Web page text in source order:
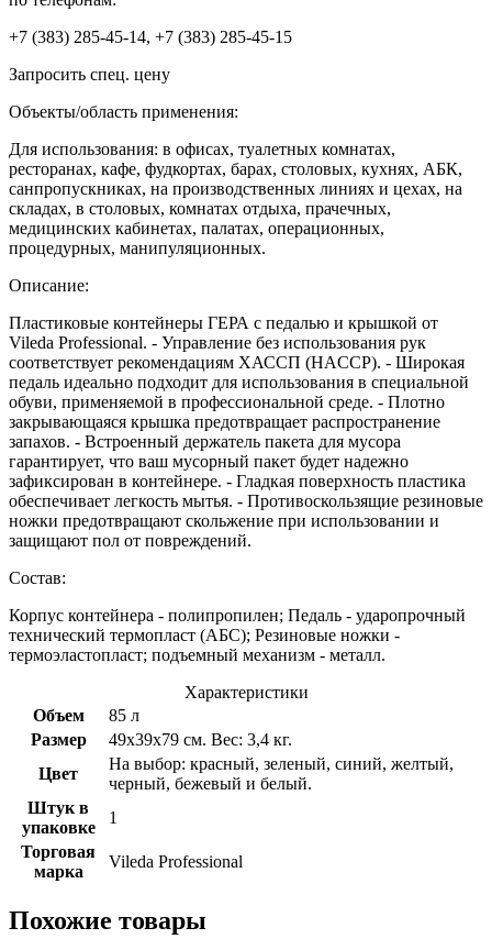
+7 (383) 285-45-14, +7 (383) 285-45-15
Запросить спец. цену
Объекты/область применения:
Для использования: в офисах, туалетных комнатах,
ресторанах, кафе, фудкортах, барах, столовых, кухнях, АБК,
санпропускниках, на производственных линиях и цехах, на
складах, в столовых, комнатах отдыха, прачечных,
медицинских кабинетах, палатах, операционных,
процедурных, манипуляционных.
Описание:
Пластиковые контейнеры ГЕРА с педалью и крышкой от
Vileda Professional. - Управление без использования рук
соответствует рекомендациям ХАССП (HACCP). - Широкая
педаль идеально подходит для использования в специальной
обуви, применяемой в профессиональной среде. - Плотно
закрывающаяся крышка предотвращает распространение
запахов. - Встроенный держатель пакета для мусора
гарантирует, что ваш мусорный пакет будет надежно
зафиксирован в контейнере. - Гладкая поверхность пластика
обеспечивает легкость мытья. - Противоскользящие резиновые
ножки предотвращают скольжение при использовании и
защищают пол от повреждений.
Состав:
Корпус контейнера - полипропилен; Педаль - ударопрочный
технический термопласт (АБС); Резиновые ножки -
термоэластопласт; подъемный механизм - металл.
Характеристики
Объем
85 л
Размер
49x39x79 см. Вес: 3,4 кг.
Цвет
На выбор: красный, зеленый, синий, желтый,
черный, бежевый и белый.
Штук в
упаковке
1
Торговая
марка
Vileda Professional
Похожие товары